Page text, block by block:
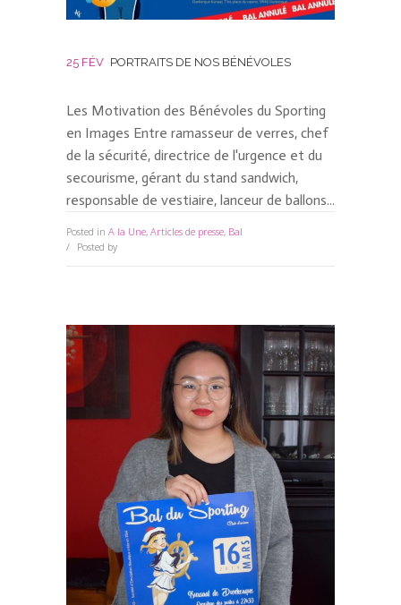
25 FÉV PORTRAITS DE NOS BÉNÉVOLES
Les Motivation des Bénévoles du Sporting
en Images Entre ramasseur de verres, chef
de la sécurité, directrice de l'urgence et du
secourisme, gérant du stand sandwich,
responsable de vestiaire, lanceur de ballons...
Posted in A la Une, Articles de presse, Bal
Posted by